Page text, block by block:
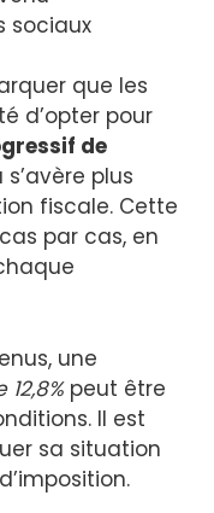
sociaux
que les
d’opter pour
de
s’avère plus
fiscale. Cette
par cas, en
une
peut être
Il est
sa situation